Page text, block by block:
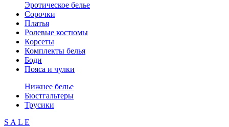
Эротическое белье
Сорочки
Платья
Ролевые костюмы
Корсеты
Комплекты белья
Боди
Пояса и чулки
Нижнее белье
Бюстгальтеры
Трусики
S A L E